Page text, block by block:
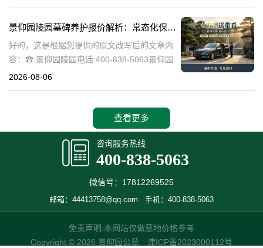
景仰园陵园墓碑养护报价解析：常态化保洁服务免费说明
好的，这是根据您提供的原文改写后的文章内
容：☎ 景仰园陵园电话:400-838-5063景仰园
陵园园区墓碑养护服务详情：常态化保洁费用
2026-08-06
查看更多
咨询服务热线
400-838-5063
微信号：17812269525
邮箱：44413758@qq.com 手机：400-838-5063
免责声明:本网站仅做墓地价格参考
Copyright © 2026 景仰园公墓 津ICP备2023000112号